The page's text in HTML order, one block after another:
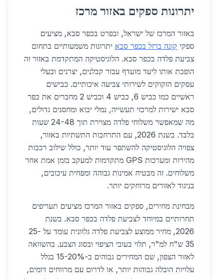
יתרונות ספקים באזור מרכז
באזור המרכז של ישראל, ובפרט בכפר סבא, מציעים
ספקי קונה ברזל בכפר סבא יתרונות משמעותיים בתחום
צביעת פלדה בכפר סבא. הלוגיסטיקה המתקדמת באזור זה
הופכת אותו ליעד מועדף עבור קבלנים, יצרנים ובעלי
עסקים הזקוקים לשירותי צביעה איכותיים. כבישים
ראשיים כמו כביש 6, כביש 4 וכביש 2 מחברים את כפר
סבא ישירות למרכזי תעשייה, נמלי יבוא ומחסנים גדולים,
מה שמאפשר משלוחי פלדה מצוירת תוך 24-48 שעות
בלבד. בשנת 2026, עם התרחבות התשתיות באזור,
צפויה הלוגיסטיקה להשתפר עוד יותר, כולל שילוב רכבות
מהירות ומערכות GPS מתקדמות למעקב בזמן אמת אחר
משלוחים. זה מבטיח אמינות גבוהה ומפחית עיכובים,
בניגוד לאזורים מרוחקים יותר.
מבחינת מחירים, ספקים באזור המרכז מציעים תעריפים
תחרותיים במיוחד לצביעת פלדה בכפר סבא. בשנת
2026, מחיר ממוצע לצביעת פלדה גלוונית עומד על 25-
35 ש"ח למ"ר, תלוי בעובי הציפוי ובסוג הצבע. בהשוואה
לאזור הצפון, שם המחירים גבוהים ב-15-20% בגלל
עלויות הובלה גבוהות יותר, או לדרום עם מרווחים דומים,